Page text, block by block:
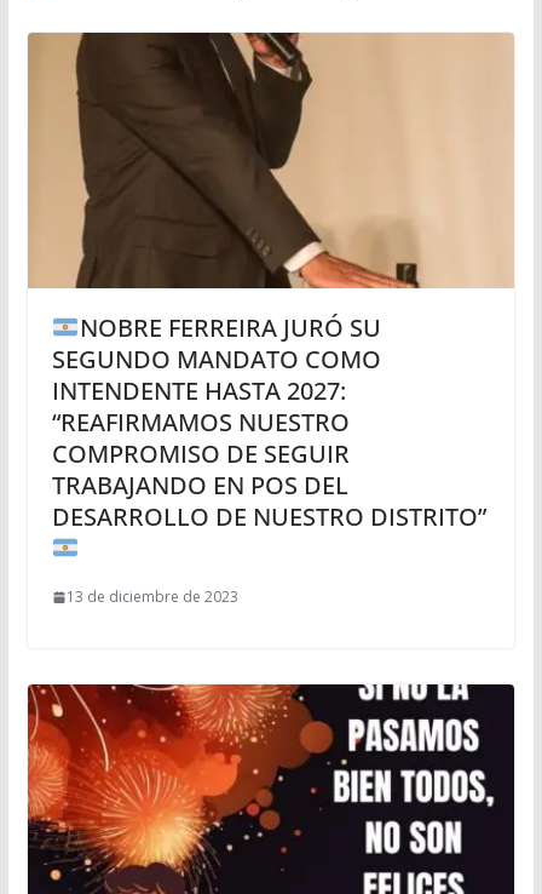
NOBRE FERREIRA JURÓ SU
SEGUNDO MANDATO COMO
INTENDENTE HASTA 2027:
“REAFIRMAMOS NUESTRO
COMPROMISO DE SEGUIR
TRABAJANDO EN POS DEL
DESARROLLO DE NUESTRO DISTRITO”
13 de diciembre de 2023